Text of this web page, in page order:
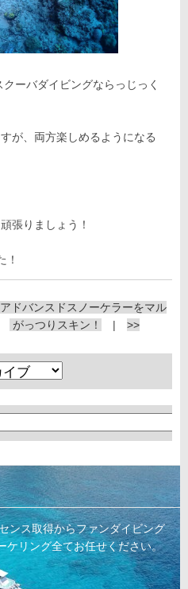
ーバダイビングならっじっく
が、両方楽しめるようになる
張りましょう！
！
ドバンスドスノーケラーをマル
がっつりスキン！ | >>
ンス取得からファンダイビング
ケリング全てお任せください。